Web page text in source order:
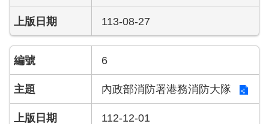
料
影
音
專
檔
113-08-27
6
內政部消防署港務消防大隊
112-12-01